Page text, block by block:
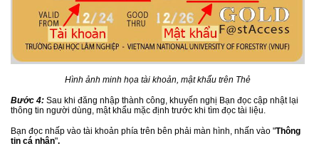
Hình ảnh minh họa tài khoản, mật khẩu trên Thẻ
Bước 4: Sau khi đăng nhập thành công, khuyến nghị Bạn đọc cập nhật lại
thông tin người dùng, mật khẩu mặc định trước khi tìm đọc tài liệu.
Bạn đọc nhấp vào tài khoản phía trên bên phải màn hình, nhấn vào "Thông
tin cá nhân".